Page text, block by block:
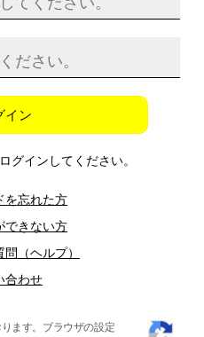
イン
グインしてください。
を忘れた方
できない方
（ヘルプ）
合わせ
ます。ブラウザの設定